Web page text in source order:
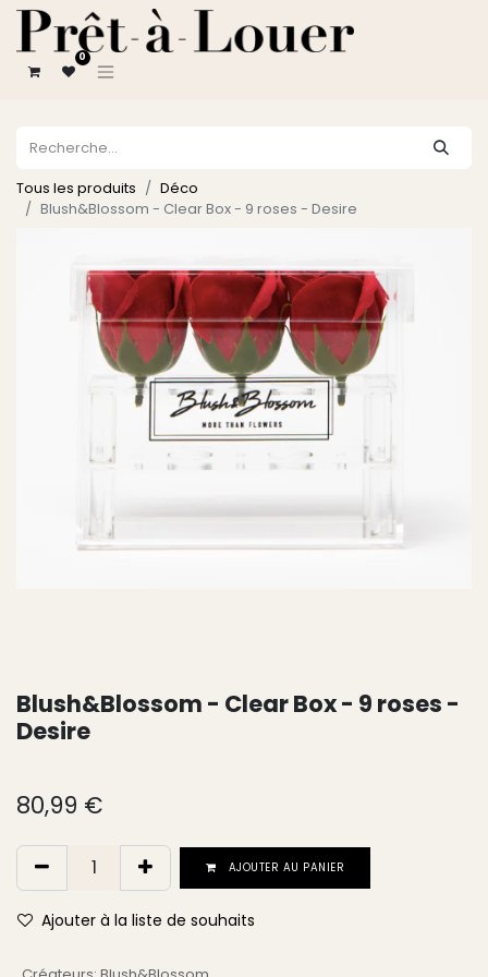
0
Tous les produits
Déco
Blush&Blossom - Clear Box - 9 roses - Desire
Blush&Blossom - Clear Box - 9 roses -
Desire
80,99 €
AJOUTER AU PANIER
Ajouter à la liste de souhaits